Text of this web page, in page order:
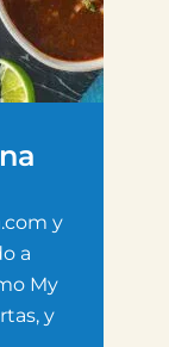
y
a
My
y